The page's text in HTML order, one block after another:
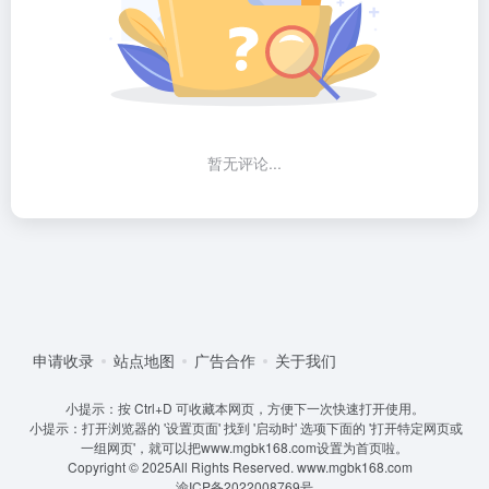
暂无评论...
申请收录 站点地图 广告合作 关于我们
小提示：按 Ctrl+D 可收藏本网页，方便下一次快速打开使用。
小提示：打开浏览器的 '设置页面' 找到 '启动时' 选项下面的 '打开特定网页或
一组网页'，就可以把www.mgbk168.com设置为首页啦。
Copyright © 2025All Rights Reserved. www.mgbk168.com